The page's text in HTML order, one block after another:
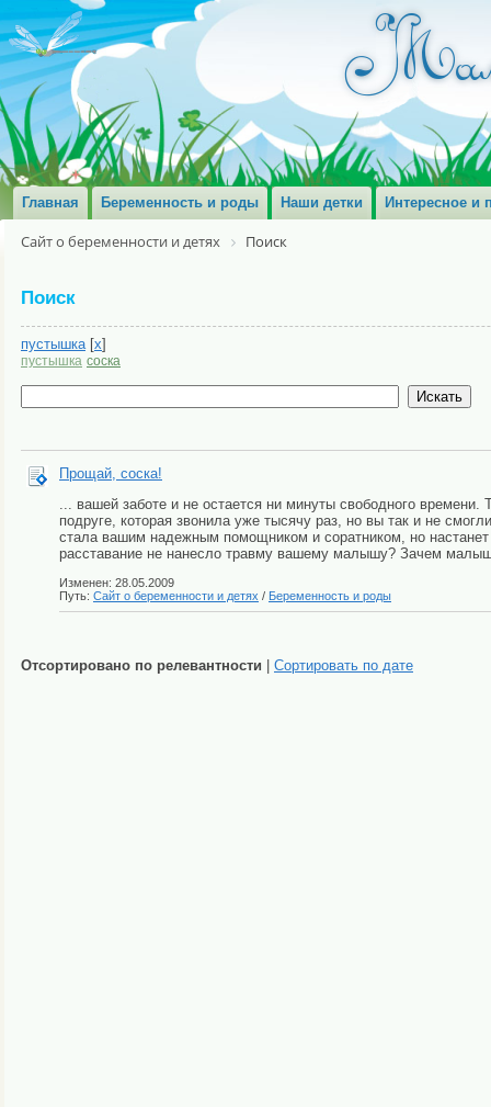
Главная Беременность и роды Наши детки Интересное и
Сайт о беременности и детях Поиск
Поиск
пустышка[x]
пустышка соска
Прощай, соска!
... вашей заботе и не остается ни минуты свободного
подруге, которая звонила уже тысячу раз, но вы так и не
стала вашим надежным помощником и соратником, но
расставание не нанесло травму вашему малышу? Зачем
Изменен: 28.05.2009
Путь: Сайт о беременности и детях / Беременность и роды
Отсортировано по релевантности Сортировать по дате